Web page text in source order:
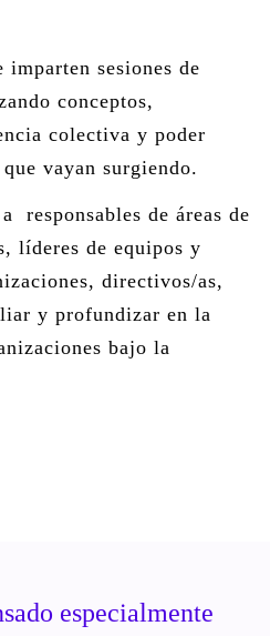
sesiones de
conceptos,
colectiva y poder
vayan surgiendo.
responsables de áreas de
líderes de equipos y
directivos/as,
y profundizar en la
bajo la
especialmente